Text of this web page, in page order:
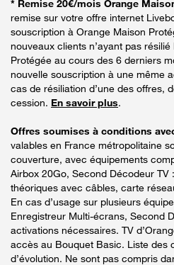
* Remise 20€/mois Orange
remise sur votre offre internet
souscription à Orange Maison
nouveaux clients n’ayant pas
Protégée au cours des 6 derniers
nouvelle souscription à une même
cas de résiliation d’une des offres,
cession. En savoir plus.
Offres soumises à conditions
valables en France métropolitaine
couverture, avec équipements
Airbox 20Go, Second Décodeur TV
théoriques avec câbles, carte
En cas d’usage sur plusieurs
Enregistreur Multi-écrans, Second
activations nécessaires. TV
accès au Bouquet Basic. Liste des
d’évolution. Ne sont pas compris